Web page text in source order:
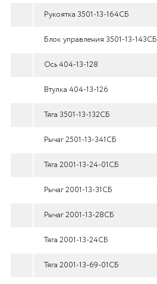
Рукоятка 3501-13-164СБ
Блок управления 3501-13-143СБ
Ось 404-13-128
Втулка 404-13-126
Тяга 3501-13-132СБ
Рычаг 2501-13-341СБ
Тяга 2001-13-24-01СБ
Рычаг 2001-13-31СБ
Рычаг 2001-13-28СБ
Тяга 2001-13-24СБ
Тяга 2001-13-69-01СБ